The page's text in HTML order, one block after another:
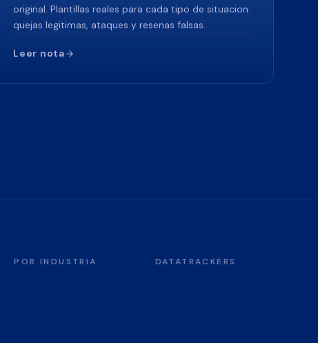
original. Plantillas reales para cada tipo de situacion:
quejas legitimas, ataques y resenas falsas.
Leer nota
POR INDUSTRIA DATATRACKERS